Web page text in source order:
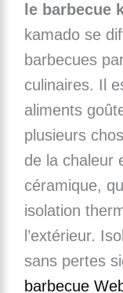
le barbecue
kamado se
barbecues
culinaires. Il
aliments
plusieurs
de la chaleur
céramique,
isolation
l’extérieur.
sans pertes
barbecue